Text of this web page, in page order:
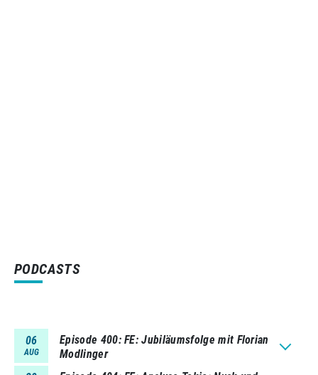
PODCASTS
06
AUG
Episode 400 FE: Jubiläumsfolge mit Florian
Modlinger